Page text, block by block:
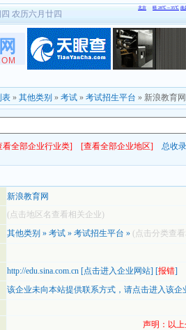
农历六月廿四
表 » 其他类别 » 考试 » 考试招生平台 » 新浪教育网
看全部企业行业类] [查看全部企业地区] 总收
新浪教育网
(点击地区名查看相关企业)
其他类别 » 考试 » 考试招生平台 » (点击分类查
http://edu.sina.com.cn [点击进入企业网站] [报错]
该企业未向本站提供联系方式， 请点击进入该企
声明：以